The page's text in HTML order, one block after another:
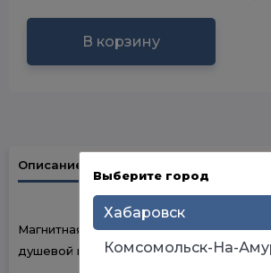
В корзину
Описание
Магнитная лента для герметичного
душевой кабины
Выберите город
Хабаровск
Комсомольск-На-